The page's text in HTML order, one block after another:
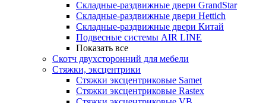
Складные-раздвижные двери GrandStar
Складные-раздвижные двери Hettich
Складные-раздвижные двери Китай
Подвесные системы AIR LINE
Показать все
Скотч двухсторонний для мебели
Стяжки, эксцентрики
Cтяжки эксцентриковые Samet
Стяжки эксцентриковые Rastex